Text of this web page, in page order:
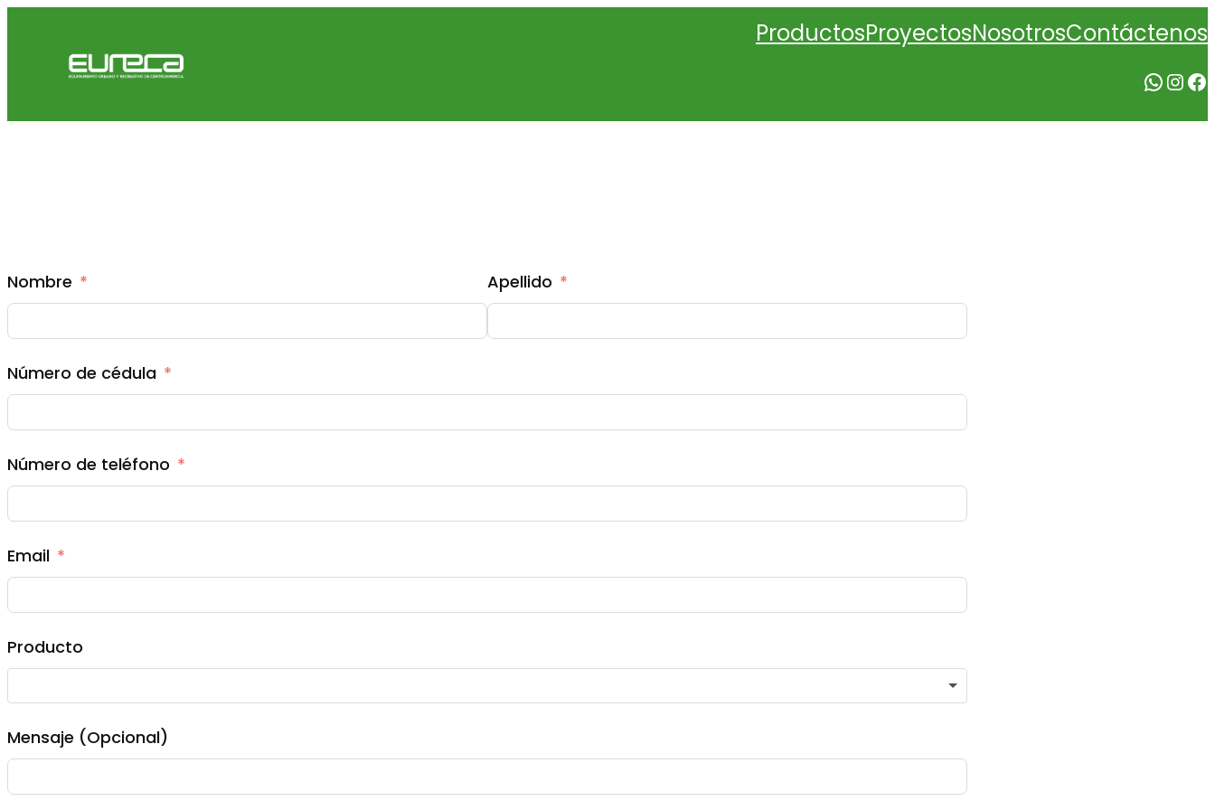
ProductosProyectosNosotrosContáctenos
WhatsApp Instagram Facebook
Nombre Apellido
Número de cédula
Número de teléfono
Email
Producto
Mensaje (Opcional)